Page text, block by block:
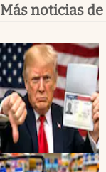
Más noticias de